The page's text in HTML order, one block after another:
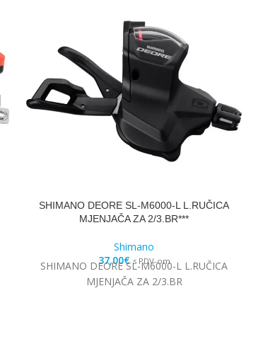
SHIMANO DEORE SL-M6000-L L.RUČICA
MJENJAČA ZA 2/3.BR***
Shimano
37,00€ s PDV-om
SHIMANO DEORE SL-M6000-L L.RUČICA
MJENJAČA ZA 2/3.BR